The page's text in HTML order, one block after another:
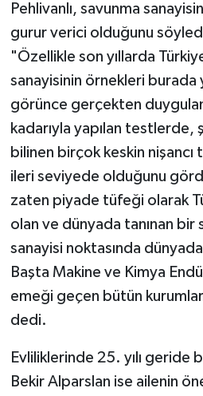
Pehlivanlı, savunma
gurur verici olduğunu
"Özellikle son yıllarda
sanayisinin örnekleri burada
görünce gerçekten
kadarıyla yapılan testlerde,
bilinen birçok keskin
ileri seviyede olduğunu
zaten piyade tüfeği olarak
olan ve dünyada tanınan bir
sanayisi noktasında
Başta Makine ve Kimya
emeği geçen bütün
dedi.
Evliliklerinde 25. yılı geride
Bekir Alparslan ise ailenin